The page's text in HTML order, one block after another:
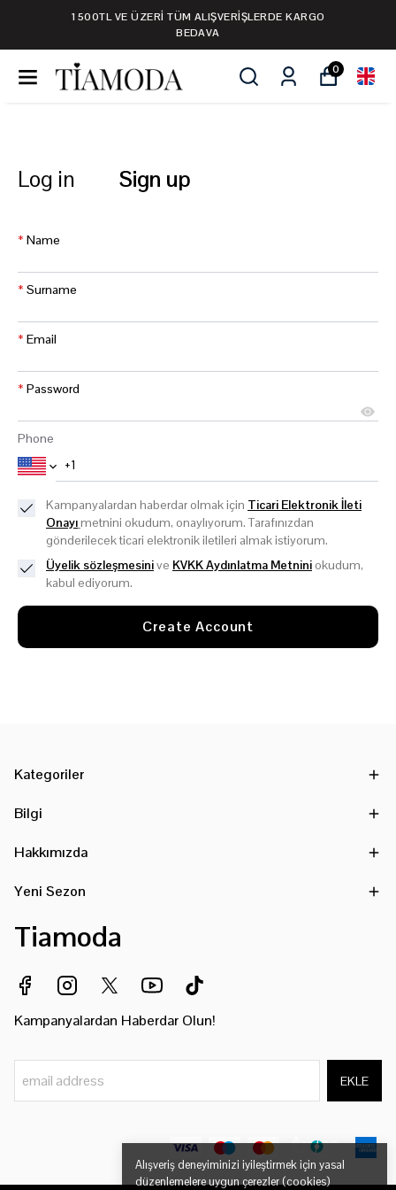
1500TL VE ÜZERİ TÜM ALIŞVERİŞLERDE KARGO
BEDAVA
0
Alışveriş deneyiminizi iyileştirmek için yasal
düzenlemelere uygun çerezler (cookies)
Log in Sign up
* Name
* Surname
* Email
* Password
Phone
Kampanyalardan haberdar olmak için Ticari Elektronik İleti
Onayımetnini okudum, onaylıyorum. Tarafınızdan
gönderilecek ticari elektronik iletileri almak istiyorum.
Üyelik sözleşmesinive KVKK Aydınlatma Metnini okudum,
kabul ediyorum.
Create Account
Kategoriler
Bilgi
Hakkımızda
Yeni Sezon
Tiamoda
Kampanyalardan Haberdar Olun!
EKLE